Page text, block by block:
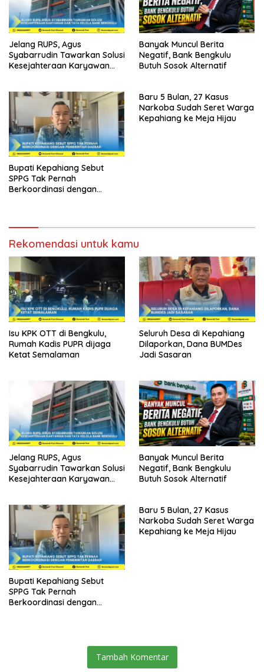
Jelang RUPS, Agus
Syabarrudin Tawarkan Solusi
Kesejahteraan Karyawan
Banyak Muncul Berita
Negatif, Bank Bengkulu
Butuh Sosok Alternatif
Bupati Kepahiang Sebut
SPPG Tak Pernah
Berkoordinasi dengan
Baru 5 Bulan, 27 Kasus
Narkoba Sudah Seret Warga
Kepahiang ke Meja Hijau
Rekomendasi untuk kamu
Isu KPK OTT di Bengkulu,
Rumah Kadis PUPR dijaga
Ketat Semalaman
Seluruh Desa di Kepahiang
Dilaporkan, Dana BUMDes
Jadi Sasaran
Jelang RUPS, Agus
Syabarrudin Tawarkan Solusi
Kesejahteraan Karyawan
Banyak Muncul Berita
Negatif, Bank Bengkulu
Butuh Sosok Alternatif
Bupati Kepahiang Sebut
SPPG Tak Pernah
Berkoordinasi dengan
Baru 5 Bulan, 27 Kasus
Narkoba Sudah Seret Warga
Kepahiang ke Meja Hijau
Tambah Komentar